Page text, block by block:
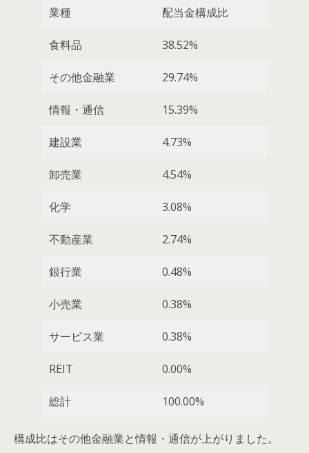
業種 配当金構成比
食料品 38.52%
その他金融業 29.74%
情報・通信 15.39%
建設業 4.73%
卸売業 4.54%
化学 3.08%
不動産業 2.74%
銀行業 0.48%
小売業 0.38%
サービス業 0.38%
REIT 0.00%
総計 100.00%
構成比はその他金融業と情報・通信が上がりました。